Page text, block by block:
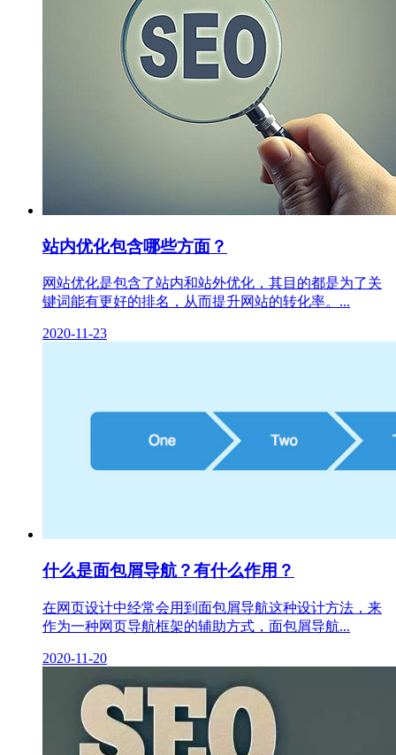
站内优化包含哪些方面？
网站优化是包含了站内和站外优化，其目的都是为了关
键词能有更好的排名，从而提升网站的转化率。...
2020-11-23
什么是面包屑导航？有什么作用？
在网页设计中经常会用到面包屑导航这种设计方法，来
作为一种网页导航框架的辅助方式，面包屑导航...
2020-11-20